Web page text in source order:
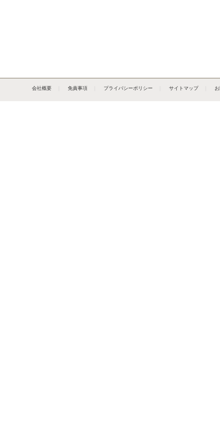
会社概要 免責事項 プライバシーポリシー サイトマップ｜